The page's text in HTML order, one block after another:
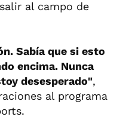
al campo de
Sabía que si esto
encima. Nunca
desesperado",
al programa